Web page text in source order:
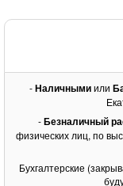
-Наличнымиили
-Безналичный
физических лиц, по
Бухгалтерские